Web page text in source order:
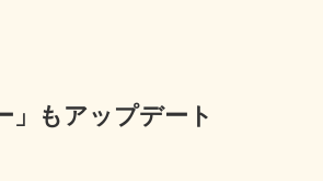
」もアップデート